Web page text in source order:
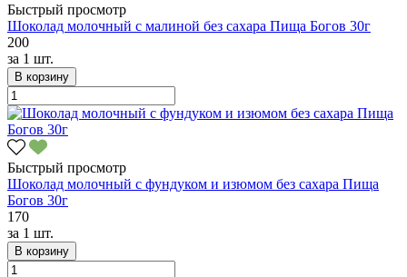
Быстрый просмотр
Шоколад молочный с малиной без сахара Пища Богов 30г
200
за 1 шт.
В корзину
Быстрый просмотр
Шоколад молочный с фундуком и изюмом без сахара Пища
Богов 30г
170
за 1 шт.
В корзину